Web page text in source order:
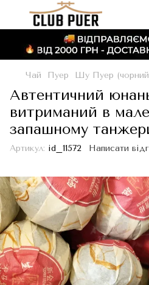
Чай Пуер Шу Пуер
Автентичний
витриманий в
запашному
Артикул: id_11572 Написати